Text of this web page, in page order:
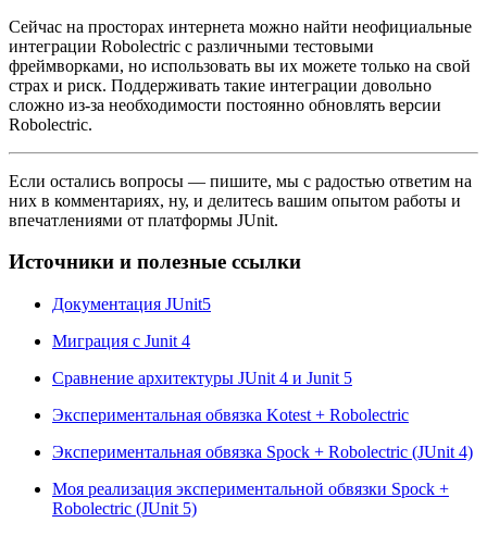
Сейчас на просторах интернета можно найти неофициальные
интеграции Robolectric с различными тестовыми
фреймворками, но использовать вы их можете только на свой
страх и риск. Поддерживать такие интеграции довольно
сложно из-за необходимости постоянно обновлять версии
Robolectric.
Если остались вопросы — пишите, мы с радостью ответим на
них в комментариях, ну, и делитесь вашим опытом работы и
впечатлениями от платформы JUnit.
Источники и полезные ссылки
Документация JUnit5
Миграция с Junit 4
Сравнение архитектуры JUnit 4 и Junit 5
Экспериментальная обвязка Kotest + Robolectric
Экспериментальная обвязка Spock + Robolectric (JUnit 4)
Моя реализация экспериментальной обвязки Spock +
Robolectric (JUnit 5)